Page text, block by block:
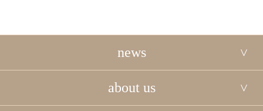
news
about us